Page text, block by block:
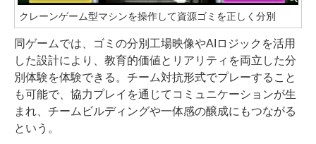
クレーンゲーム型マシンを操作して資源ゴミを正しく分別
同ゲームでは、ゴミの分別工場映像やAIロジックを活用
した設計により、教育的価値とリアリティを両立した分
別体験を体験できる。チーム対抗形式でプレーすること
も可能で、協力プレイを通じてコミュニケーションが生
まれ、チームビルディングや一体感の醸成にもつながる
という。